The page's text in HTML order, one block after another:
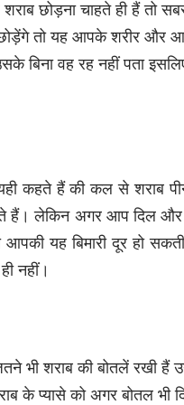
छोड़ना चाहते ही हैं तो
तो यह आपके शरीर और
बिना वह रह नहीं पता
कहते हैं की कल से शराब
हैं। लेकिन अगर आप दिल
आपकी यह बिमारी दूर हो
नहीं।
भी शराब की बोतलें रखी हैं
के प्यासे को अगर बोतल